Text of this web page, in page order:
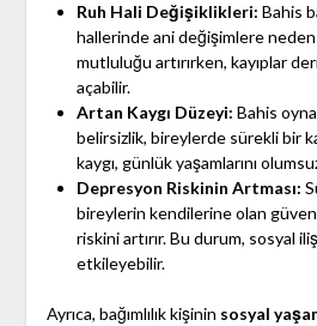
Ruh Hali Değişiklikleri: Bahis
hallerinde ani değişimlere
mutluluğu artırırken, kayıplar
açabilir.
Artan Kaygı Düzeyi: Bahis
belirsizlik, bireylerde sürekli bir
kaygı, günlük yaşamlarını
Depresyon Riskinin Artması:
bireylerin kendilerine olan
riskini artırır. Bu durum, sosyal
etkileyebilir.
Ayrıca, bağımlılık kişinin sosyal